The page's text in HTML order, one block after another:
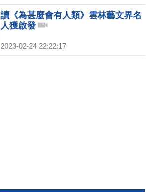
讀《為甚麼會有人類》雲林藝文界名
人獲啟發
2023-02-24 22:22:17